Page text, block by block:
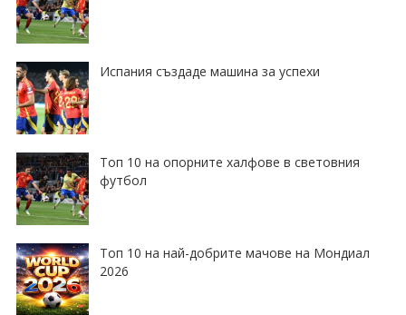
Испания създаде машина за успехи
Топ 10 на опорните халфове в световния
футбол
Топ 10 на най-добрите мачове на Мондиал
2026